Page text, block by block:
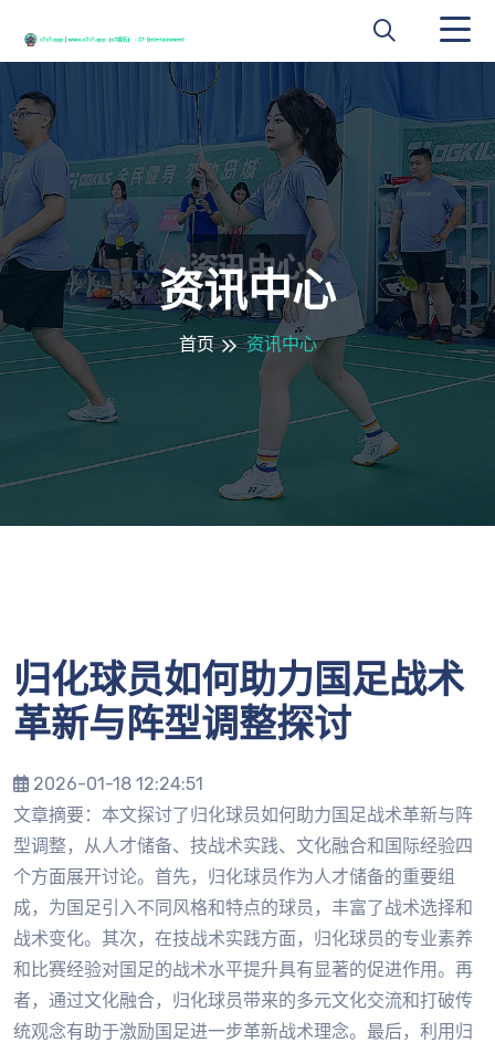
资讯中心
首页 资讯中心
归化球员如何助力国足战术
革新与阵型调整探讨
2026-01-18 12:24:51
文章摘要：本文探讨了归化球员如何助力国足战术革新与阵
型调整，从人才储备、技战术实践、文化融合和国际经验四
个方面展开讨论。首先，归化球员作为人才储备的重要组
成，为国足引入不同风格和特点的球员，丰富了战术选择和
战术变化。其次，在技战术实践方面，归化球员的专业素养
和比赛经验对国足的战术水平提升具有显著的促进作用。再
者，通过文化融合，归化球员带来的多元文化交流和打破传
统观念有助于激励国足进一步革新战术理念。最后，利用归